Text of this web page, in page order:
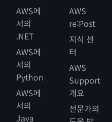
AWS에
서의
.NET
AWS에
서의
Python
AWS에
서의
Java
AWS
re:Post
지식 센
터
AWS
Support
개요
전문가의